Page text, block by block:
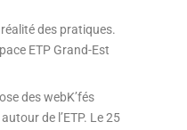
des pratiques.
ETP Grand-Est
des webK’fés
de l’ETP. Le 25